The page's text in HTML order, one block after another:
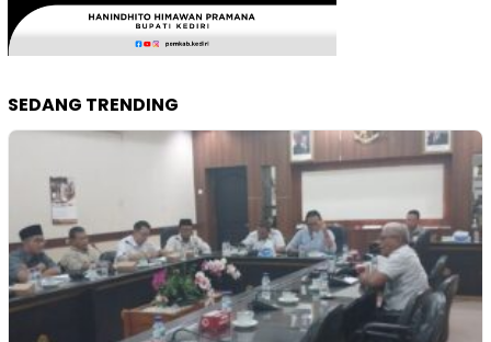
SEDANG TRENDING